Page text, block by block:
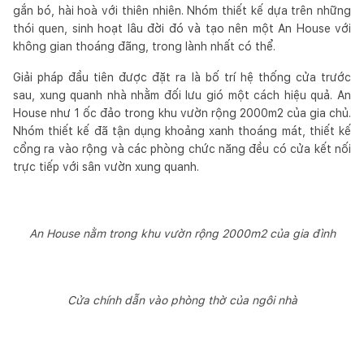
gắn bó, hài hoà với thiên nhiên. Nhóm thiết kế dựa trên những
thói quen, sinh hoạt lâu đời đó và tạo nên một An House với
không gian thoáng đãng, trong lành nhất có thể.
Giải pháp đầu tiên được đặt ra là bố trí hệ thống cửa trước
sau, xung quanh nhà nhằm đối lưu gió một cách hiệu quả. An
House như 1 ốc đảo trong khu vườn rộng 2000m2 của gia chủ.
Nhóm thiết kế đã tận dụng khoảng xanh thoáng mát, thiết kế
cổng ra vào rộng và các phòng chức năng đều có cửa kết nối
trực tiếp với sân vườn xung quanh.
An House nằm trong khu vườn rộng 2000m2 của gia đình
Cửa chính dẫn vào phòng thờ của ngôi nhà